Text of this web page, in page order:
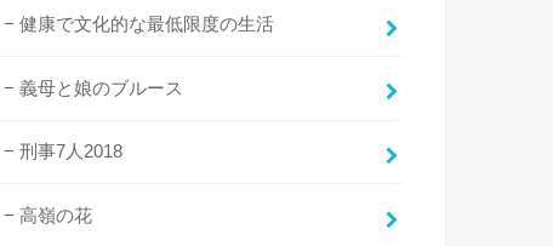
健康で文化的な最低限度の生活
義母と娘のブルース
刑事7人2018
高嶺の花